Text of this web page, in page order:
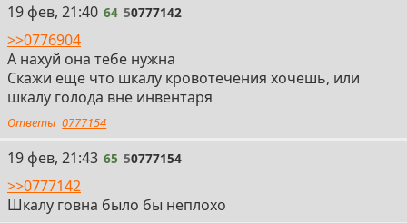
64
19 фев, 21:40 64 50777142
>>0776904
А нахуй она тебе нужна
Скажи еще что шкалу кровотечения хочешь, или
шкалу голода вне инвентаря
Ответы 0777154
65
19 фев, 21:43 65 50777154
>>0777142
Шкалу говна было бы неплохо